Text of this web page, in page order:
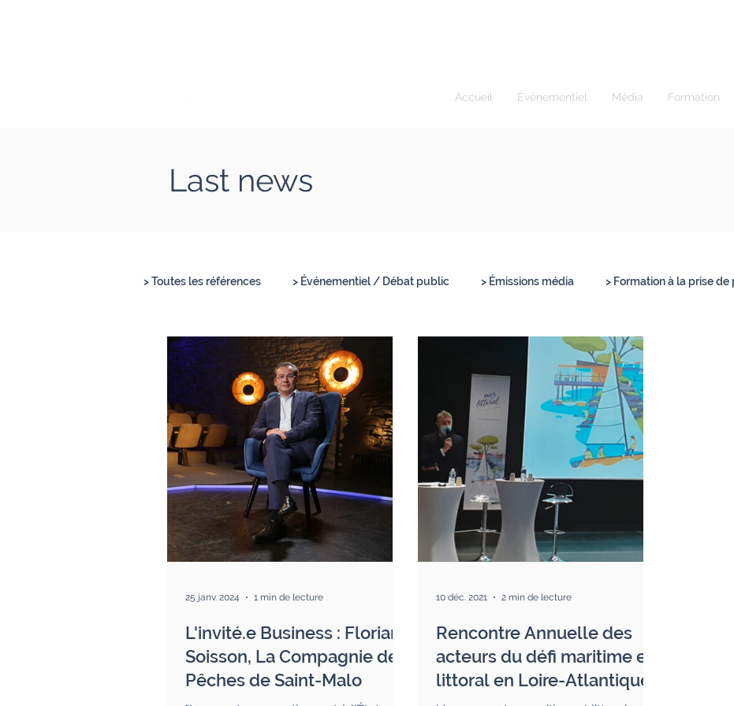
Accueil Événementiel Média Formation
Last news
> Toutes les références > Événementiel / Débat public > Émissions média > Formation à la prise de
L'invité.e Business : Florian
Soisson, La Compagnie des
Pêches de Saint-Malo
25 janv. 2024 1 min de lecture
Rencontre Annuelle des
acteurs du défi maritime et
littoral en Loire-Atlantique
10 déc. 2021 2 min de lecture